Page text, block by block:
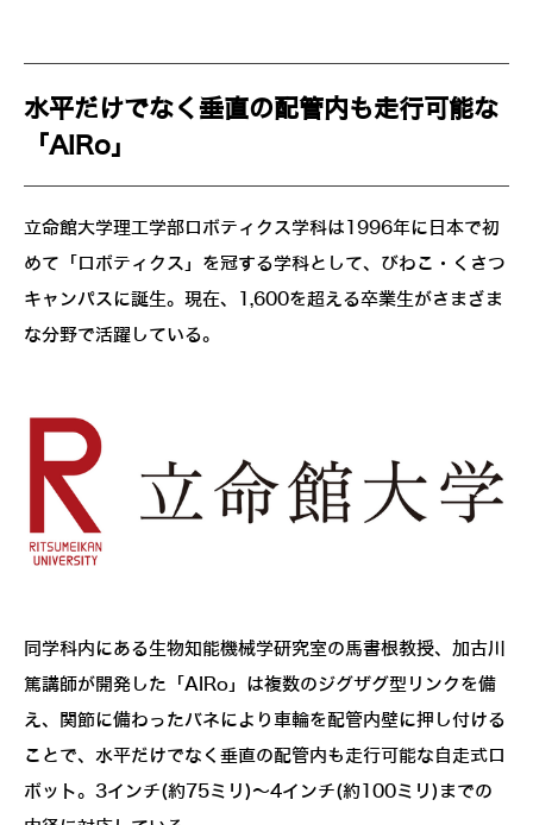
水平だけでなく垂直の配管内も走行可能な
「AIRo」
立命館大学理工学部ロボティクス学科は1996年に日本で初
めて「ロボティクス」を冠する学科として、びわこ・くさつ
キャンパスに誕生。現在、1,600を超える卒業生がさまざま
な分野で活躍している。
同学科内にある生物知能機械学研究室の馬書根教授、加古川
篤講師が開発した「AIRo」は複数のジグザグ型リンクを備
え、関節に備わったバネにより車輪を配管内壁に押し付ける
ことで、水平だけでなく垂直の配管内も走行可能な自走式ロ
ボット。3インチ(約75ミリ)～4インチ(約100ミリ)までの